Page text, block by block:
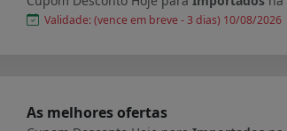
Validade: (vence em breve - 3 dias) 10/08/2026
As melhores ofertas